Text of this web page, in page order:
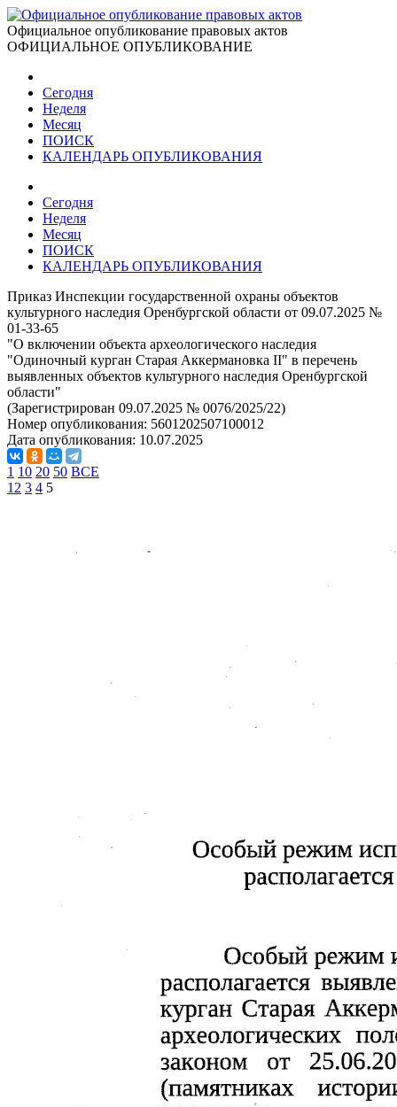
Официальное опубликование правовых актов
ОФИЦИАЛЬНОЕ ОПУБЛИКОВАНИЕ
Сегодня
Неделя
Месяц
ПОИСК
КАЛЕНДАРЬ ОПУБЛИКОВАНИЯ
Сегодня
Неделя
Месяц
ПОИСК
КАЛЕНДАРЬ ОПУБЛИКОВАНИЯ
Приказ Инспекции государственной охраны объектов
культурного наследия Оренбургской области от 09.07.2025 №
01-33-65
"О включении объекта археологического наследия
"Одиночный курган Старая Аккермановка II" в перечень
выявленных объектов культурного наследия Оренбургской
области"
(Зарегистрирован 09.07.2025 № 0076/2025/22)
Номер опубликования: 5601202507100012
Дата опубликования: 10.07.2025
1 10 20 50 ВСЕ
1 2 3 4 5